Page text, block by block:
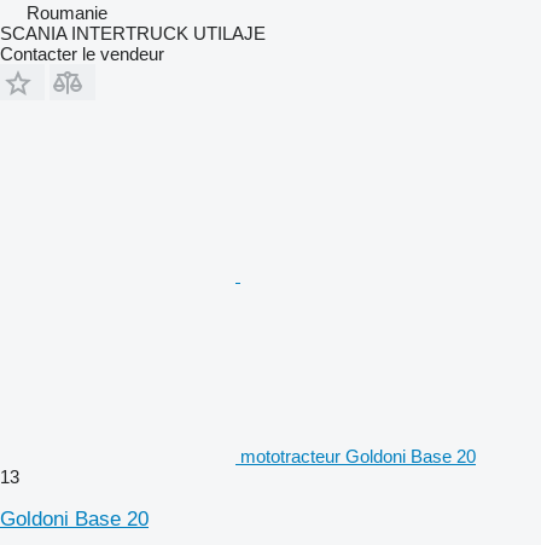
Roumanie
SCANIA INTERTRUCK UTILAJE
Contacter le vendeur
mototracteur Goldoni Base 20
13
Goldoni Base 20